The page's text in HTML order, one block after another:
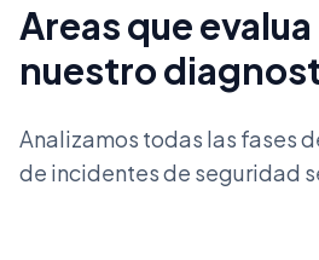
Areas que evalua
nuestro
Analizamos todas las fases
de incidentes de seguridad